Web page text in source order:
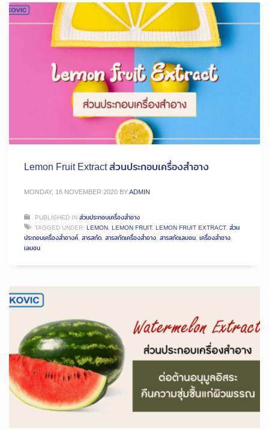
Lemon Fruit Extract ส่วนประกอบเครื่องสำอาง
MONDAY, 16 NOVEMBER 2020 BYADMIN
PUBLISHED INส่วนประกอบเครื่องสำอาง
TAGGED UNDER: LEMON, LEMON FRUIT, LEMON FRUIT EXTRACT, ส่วน
ประกอบเครื่องสำอางค์, สารสกัด, สารสกัดเครื่องสำอาง, สารสกัดเลมอน, เครื่องสำอาง,
เลมอน